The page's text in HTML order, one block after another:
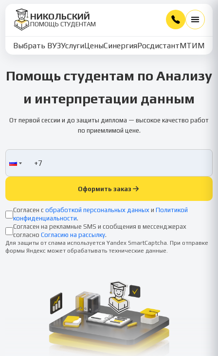
НИКОЛЬСКИЙ
ПОМОЩЬ СТУДЕНТАМ
Выбрать ВУЗУслугиЦеныСинергияРосдистантМТИММУ
Помощь студентам по Анализу
и интерпретации данным
От первой сессии и до защиты диплома — высокое качество работ
по приемлимой цене.
Оформить заказ
Согласен с обработкой персональных данных и Политикой
конфиденциальности.
Согласен на рекламные SMS и сообщения в мессенджерах
согласно Согласию на рассылку.
Для защиты от спама используется Yandex SmartCaptcha. При отправке
формы Яндекс может обрабатывать технические данные.